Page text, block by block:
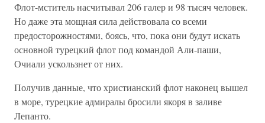
Флот-мститель насчитывал 206 галер и 98 тысяч человек.
Но даже эта мощная сила действовала со всеми
предосторожностями, боясь, что, пока они будут искать
основной турецкий флот под командой Али-паши,
Очиали ускользнет от них.
Получив данные, что христианский флот наконец вышел
в море, турецкие адмиралы бросили якоря в заливе
Лепанто.